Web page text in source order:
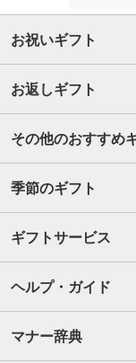
お祝いギフト
お返しギフト
その他のおすすめ
季節のギフト
ギフトサービス
ヘルプ・ガイド
マナー辞典